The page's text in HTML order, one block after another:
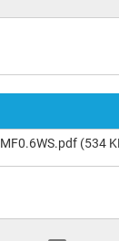
MF0.6WS.pdf (534